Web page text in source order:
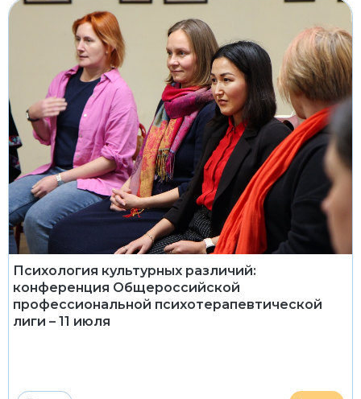
Психология культурных различий:
конференция Общероссийской
профессиональной психотерапевтической
лиги – 11 июля